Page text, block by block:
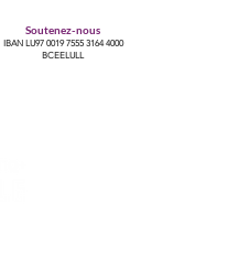
Soutenez-nous
IBAN LU97 0019 7555 3164 4000
BCEELULL